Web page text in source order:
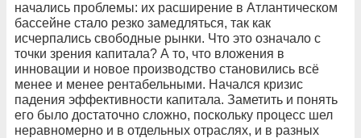
начались проблемы: их расширение в Атлантическом
бассейне стало резко замедляться, так как
исчерпались свободные рынки. Что это означало с
точки зрения капитала? А то, что вложения в
инновации и новое производство становились всё
менее и менее рентабельными. Начался кризис
падения эффективности капитала. Заметить и понять
его было достаточно сложно, поскольку процесс шел
неравномерно и в отдельных отраслях, и в разных